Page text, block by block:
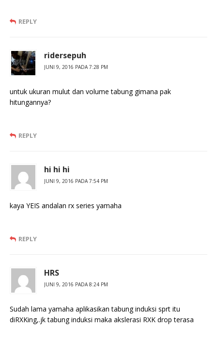
REPLY
ridersepuh
JUNI 9, 2016 PADA 7:28 PM
untuk ukuran mulut dan volume tabung gimana pak
hitungannya?
REPLY
hi hi hi
JUNI 9, 2016 PADA 7:54 PM
kaya YEIS andalan rx series yamaha
REPLY
HRS
JUNI 9, 2016 PADA 8:24 PM
Sudah lama yamaha aplikasikan tabung induksi sprt itu
diRXKing,.jk tabung induksi maka akslerasi RXK drop terasa